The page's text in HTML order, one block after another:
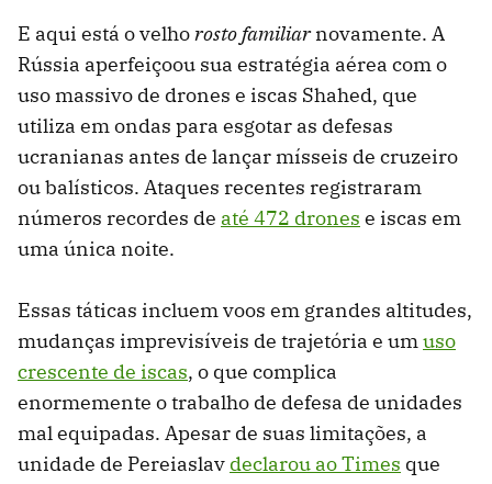
E aqui está o velhorosto familiarnovamente. A
Rússia aperfeiçoou sua estratégia aérea com o
uso massivo de drones e iscas Shahed, que
utiliza em ondas para esgotar as defesas
ucranianas antes de lançar mísseis de cruzeiro
ou balísticos. Ataques recentes registraram
números recordes de até 472 drones e iscas em
uma única noite.
Essas táticas incluem voos em grandes altitudes,
mudanças imprevisíveis de trajetória e umuso
crescente de iscas, o que complica
enormemente o trabalho de defesa de unidades
mal equipadas. Apesar de suas limitações, a
unidade de Pereiaslav declarou ao Times que